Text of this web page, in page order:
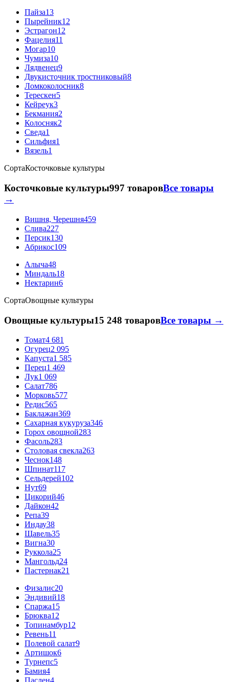
Пайза13
Пырейник12
Эстрагон12
Фацелия11
Могар10
Чумиза10
Лядвенец9
Двукисточник тростниковый8
Ломкоколосник8
Терескен5
Кейреук3
Бекмания2
Колосняк2
Сведа1
Сильфия1
Вязель1
СортаКосточковые культуры
Косточковые культуры997 товаровВсе товары
→
Вишня, Черешня459
Слива227
Персик130
Абрикос109
Алыча48
Миндаль18
Нектарин6
СортаОвощные культуры
Овощные культуры15 248 товаровВсе товары →
Томат4 681
Огурец2 095
Капуста1 585
Перец1 469
Лук1 069
Салат786
Морковь577
Редис565
Баклажан369
Сахарная кукуруза346
Горох овощной283
Фасоль283
Столовая свекла263
Чеснок148
Шпинат117
Сельдерей102
Нут69
Цикорий46
Дайкон42
Репа39
Индау38
Щавель35
Вигна30
Руккола25
Мангольд24
Пастернак21
Физалис20
Эндивий18
Спаржа15
Брюква12
Топинамбур12
Ревень11
Полевой салат9
Артишок6
Турнепс5
Бамия4